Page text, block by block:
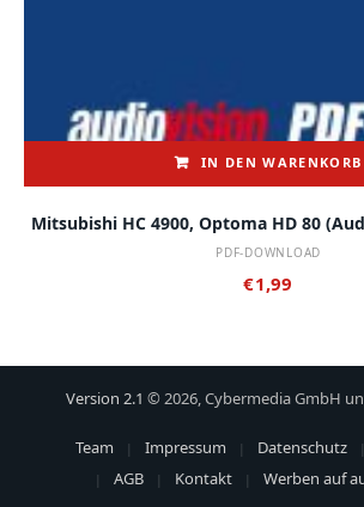
IN DEN WARENKORB
Mitsubishi HC 4900, Optoma HD 80
PDF-DOWNLOAD
€1,99
Version 2.1 © 2026, Cybermedia GmbH
Team Impressum Datenschutz
AGB
Kontakt Werben auf